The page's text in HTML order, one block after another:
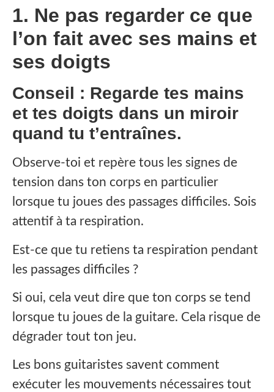
1. Ne pas regarder ce que
l’on fait avec ses mains et
ses doigts
Conseil : Regarde tes mains
et tes doigts dans un miroir
quand tu t’entraînes.
Observe-toi et repère tous les signes de
tension dans ton corps en particulier
lorsque tu joues des passages difficiles. Sois
attentif à ta respiration.
Est-ce que tu retiens ta respiration pendant
les passages difficiles ?
Si oui, cela veut dire que ton corps se tend
lorsque tu joues de la guitare. Cela risque de
dégrader tout ton jeu.
Les bons guitaristes savent comment
exécuter les mouvements nécessaires tout